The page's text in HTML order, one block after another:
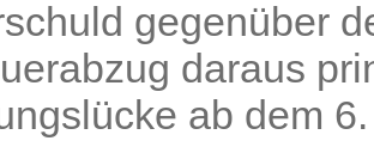
gegenüber
daraus
ab dem